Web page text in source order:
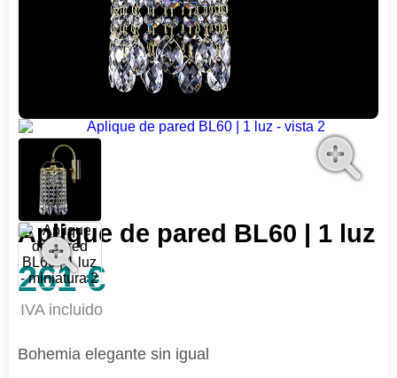
Aplique de pared BL60 | 1 luz
261 €
IVA incluido
Bohemia elegante sin igual